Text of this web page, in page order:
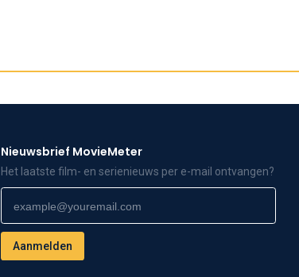
Nieuwsbrief MovieMeter
Het laatste film- en serienieuws per e-mail ontvangen?